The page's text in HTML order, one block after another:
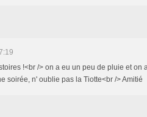
!<br /> on a eu un peu de pluie et on
soirée, n' oublie pas la Tiotte<br /> Amitié